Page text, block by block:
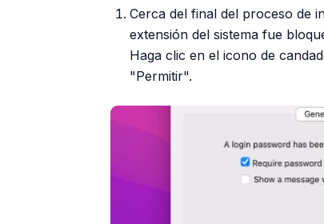
Cerca del final del proceso de
extensión del sistema fue
Haga clic en el icono de
"Permitir".